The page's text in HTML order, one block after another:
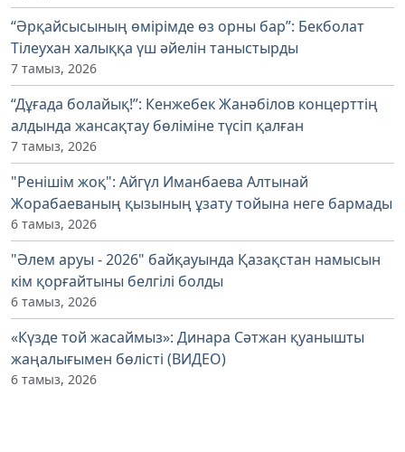
“Әрқайсысының өмірімде өз орны бар”: Бекболат
Тілеухан халыққа үш әйелін таныстырды
7 тамыз, 2026
“Дұғада болайық!”: Кенжебек Жанәбілов концерттің
алдында жансақтау бөліміне түсіп қалған
7 тамыз, 2026
"Ренішім жоқ": Айгүл Иманбаева Алтынай
Жорабаеваның қызының ұзату тойына неге бармады
6 тамыз, 2026
"Әлем аруы - 2026" байқауында Қазақстан намысын
кім қорғайтыны белгілі болды
6 тамыз, 2026
«Күзде той жасаймыз»: Динара Сәтжан қуанышты
жаңалығымен бөлісті (ВИДЕО)
6 тамыз, 2026